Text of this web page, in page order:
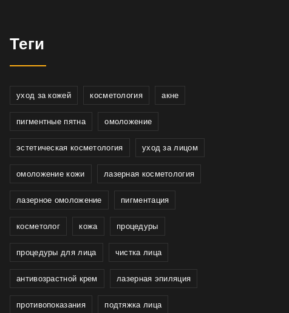
Теги
уход за кожей косметология акне
пигментные пятна омоложение
эстетическая косметология уход за лицом
омоложение кожи лазерная косметология
лазерное омоложение пигментация
косметолог кожа процедуры
процедуры для лица чистка лица
антивозрастной крем лазерная эпиляция
противопоказания подтяжка лица